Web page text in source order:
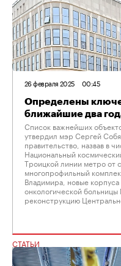
26 февраля 2025 00:45
Определены
ближайшие два
Список важнейших
утвердил мэр Сергей
правительство, назвав в
Национальный
Троицкой линии метро от
многопрофильный
Владимира, новые
онкологической
реконструкцию
СТАТЬИ